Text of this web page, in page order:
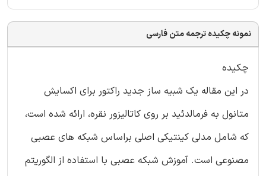
نمونه چکیده ترجمه متن فارسی
چکیده
در این مقاله یک شبیه ساز جدید راکتور برای اکسایش
متانول به فرمالدئید بر روی کاتالیزور نقره، ارائه شده است،
که شامل مدلی کینتیکی اصلی براساس شبکه های عصبی
مصنوعی است. آموزش شبکه عصبی با استفاده از الگوریتم